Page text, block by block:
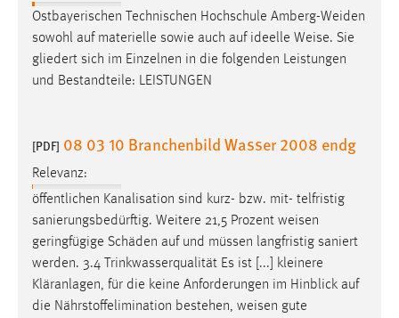
Ostbayerischen Technischen Hochschule Amberg-Weiden
sowohl auf materielle sowie auch auf ideelle Weise. Sie
gliedert sich im Einzelnen in die folgenden Leistungen
und Bestandteile: LEISTUNGEN
[PDF] 08 03 10 Branchenbild Wasser 2008 endg
Relevanz:
öffentlichen Kanalisation sind kurz- bzw. mit- telfristig
sanierungsbedürftig. Weitere 21,5 Prozent weisen
geringfügige Schäden auf und müssen langfristig saniert
werden. 3.4 Trinkwasserqualität Es ist [...] kleinere
Kläranlagen, für die keine Anforderungen im Hinblick auf
die Nährstoffelimination bestehen, weisen gute
Matomo
Name:
_pk_ref, _pk_cvar, _pk_id, _pk_ses
Max. 13 Monate
MARKETING
Marketing Cookies werden von Drittanbietern
verwendet, um personalisierte Werbung anzuzeigen.